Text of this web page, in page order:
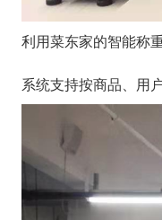
利用菜东家的智能称
系统支持按商品、用